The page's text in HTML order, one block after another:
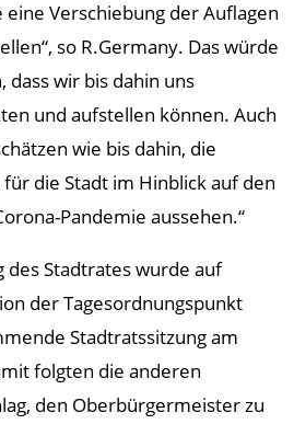
Verschiebung der Auflagen
so R.Germany. Das würde
dass wir bis dahin uns
und aufstellen können. Auch
wie bis dahin, die
die Stadt im Hinblick auf den
Pandemie aussehen.“
des Stadtrates wurde auf
der Tagesordnungspunkt
Stadtratssitzung am
folgten die anderen
den Oberbürgermeister zu